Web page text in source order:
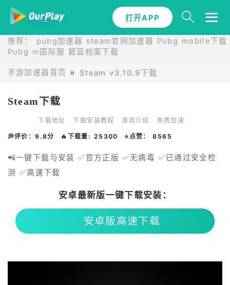
打开APP
推荐： pubg加速器 steam官网加速器 Pubg mobile下载
Pubg m国际服 碧蓝档案下载
手游加速器首页 Steam v3.10.9下载
Steam下载
下载地址 下载安装教程 游戏介绍 免费加速
💭评价：9.8分 🔥下载量: 25300 ⭐点赞： 8565
📲一键下载与安装 ✅官方正版 ✅无病毒 ✅已通过安全检
测 ✅高速下载
安卓最新版一键下载安装：
安卓版高速下载